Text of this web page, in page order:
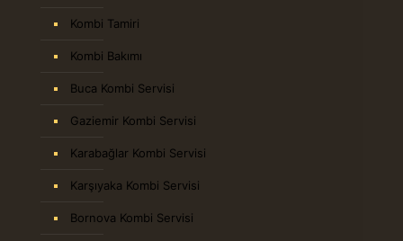
Kombi Tamiri
Kombi Bakımı
Buca Kombi Servisi
Gaziemir Kombi Servisi
Karabağlar Kombi Servisi
Karşıyaka Kombi Servisi
Bornova Kombi Servisi